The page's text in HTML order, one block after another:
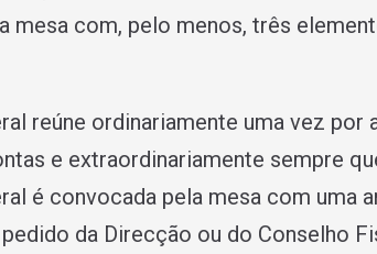
mesa com, pelo menos, três
reúne ordinariamente uma vez
e extraordinariamente sempre
é convocada pela mesa com uma
da Direcção ou do Conselho